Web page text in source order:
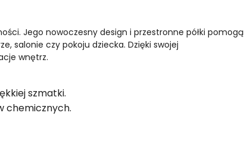
Jego nowoczesny design i przestronne półki pomogą
salonie czy pokoju dziecka. Dzięki swojej
wnętrz.
szmatki.
chemicznych.